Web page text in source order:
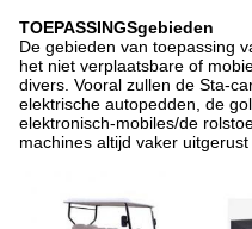
TOEPASSINGSgebieden
De gebieden van toepassing
het niet verplaatsbare of
divers. Vooral zullen de Sta-
elektrische autopedden, de
elektronisch-mobiles/de
machines altijd vaker